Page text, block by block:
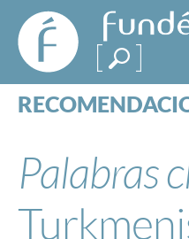
FundéuRAE
- Fundación
del Español
Urgente
ESPECIALES
NOTICIAS
Palabras